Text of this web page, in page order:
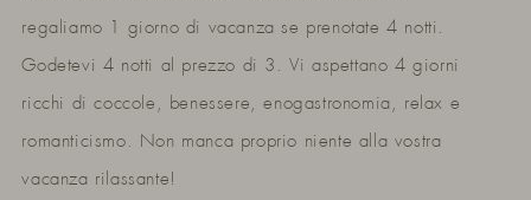
regaliamo 1 giorno di vacanza se prenotate 4 notti.
Godetevi 4 notti al prezzo di 3. Vi aspettano 4 giorni
ricchi di coccole, benessere, enogastronomia, relax e
romanticismo. Non manca proprio niente alla vostra
vacanza rilassante!